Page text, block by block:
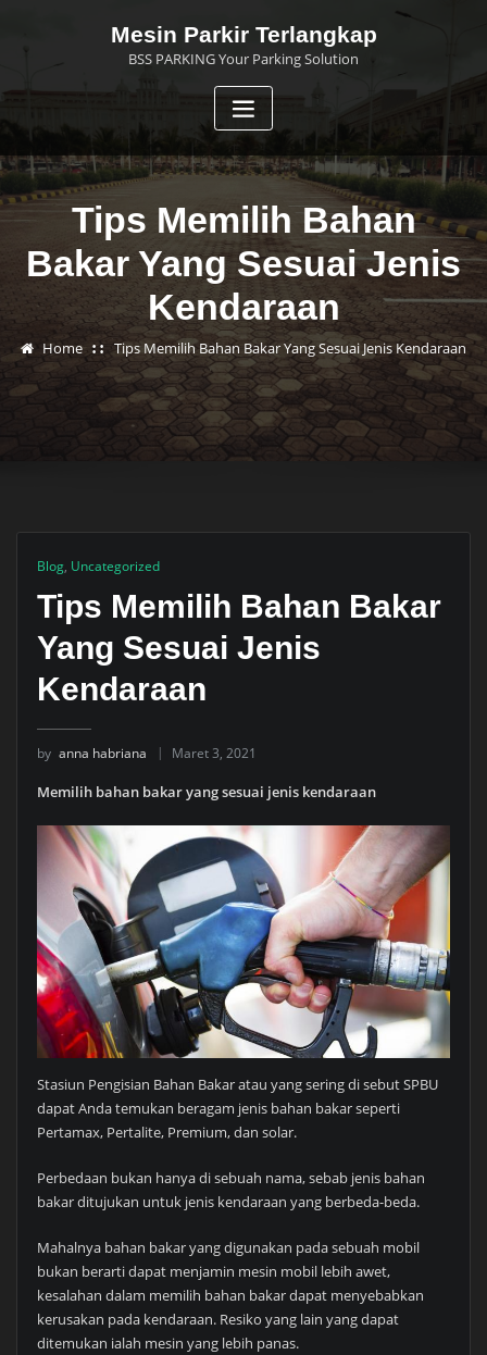
Mesin Parkir Terlangkap
BSS PARKING Your Parking Solution
Tips Memilih Bahan
Bakar Yang Sesuai Jenis
Kendaraan
Home Tips Memilih Bahan Bakar Yang Sesuai Jenis Kendaraan
Blog, Uncategorized
Tips Memilih Bahan Bakar
Yang Sesuai Jenis
Kendaraan
by anna habriana Maret 3, 2021
Memilih bahan bakar yang sesuai jenis kendaraan
Stasiun Pengisian Bahan Bakar atau yang sering di sebut SPBU
dapat Anda temukan beragam jenis bahan bakar seperti
Pertamax, Pertalite, Premium, dan solar.
Perbedaan bukan hanya di sebuah nama, sebab jenis bahan
bakar ditujukan untuk jenis kendaraan yang berbeda-beda.
Mahalnya bahan bakar yang digunakan pada sebuah mobil
bukan berarti dapat menjamin mesin mobil lebih awet,
kesalahan dalam memilih bahan bakar dapat menyebabkan
kerusakan pada kendaraan. Resiko yang lain yang dapat
ditemukan ialah mesin yang lebih panas.